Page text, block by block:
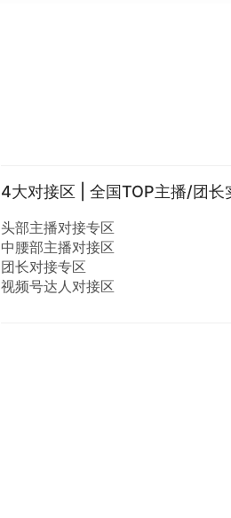
4大对接区 | 全国TOP主播/团长
头部主播对接专区
中腰部主播对接区
团长对接专区
视频号达人对接区